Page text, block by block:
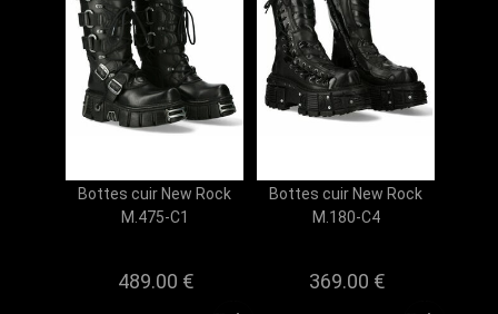
Bottes cuir New Rock
M.475-C1
489.00 €
Bottes cuir New Rock
M.180-C4
369.00 €